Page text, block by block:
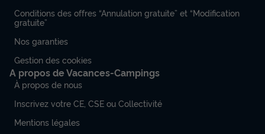
Conditions des offres “Annulation gratuite” et “Modification
gratuite”
Nos garanties
Gestion des cookies
A propos de Vacances-Campings
À propos de nous
Inscrivez votre CE, CSE ou Collectivité
Mentions légales